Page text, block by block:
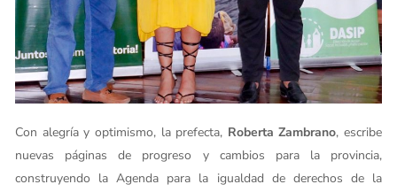
Con alegría y optimismo, la prefecta, Roberta Zambrano, escribe
nuevas páginas de progreso y cambios para la provincia,
construyendo la Agenda para la igualdad de derechos de la